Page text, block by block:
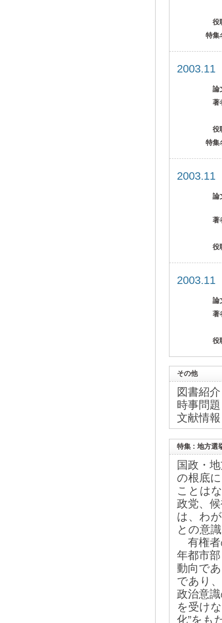
役
特集
論
著
役
特集
論
著
役
論
著
役
その他
図書紹介
時事問題
文献情報
特集 : 地方選
国政・
の根底
ことは
政党、
は、わ
との意
有権者
年都市
動向で
であり
政治意
を受け
化”をも